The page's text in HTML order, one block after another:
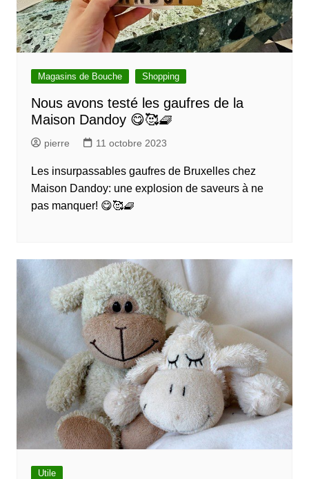
Magasins de Bouche Shopping
Nous avons testé les gaufres de la
Maison Dandoy 😋🥰🧇
pierre 11 octobre 2023
Les insurpassables gaufres de Bruxelles chez
Maison Dandoy: une explosion de saveurs à ne
pas manquer! 😋🥰🧇
Utile